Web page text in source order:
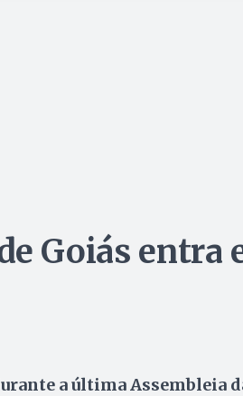
Goiás entra
a última Assembleia